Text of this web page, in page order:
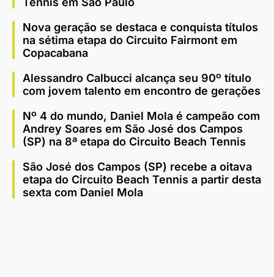
Nova geração se destaca e conquista títulos
na sétima etapa do Circuito Fairmont em
Copacabana
Alessandro Calbucci alcança seu 90º título
com jovem talento em encontro de gerações
Nº 4 do mundo, Daniel Mola é campeão com
Andrey Soares em São José dos Campos
(SP) na 8ª etapa do Circuito Beach Tennis
São José dos Campos (SP) recebe a oitava
etapa do Circuito Beach Tennis a partir desta
sexta com Daniel Mola